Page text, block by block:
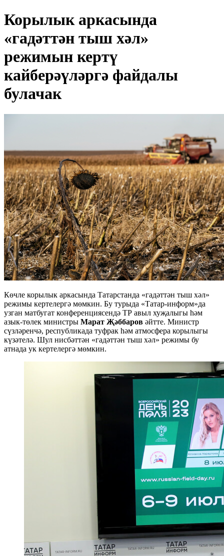
Корылык аркасында
«гадәттән тыш хәл»
режимын кертү
кайберәүләргә файдалы
булачак
Көчле корылык аркасында Татарстанда «гадәттән тыш хәл»
режимы кертелергә мөмкин. Бу турыда «Татар-информ»да
узган матбугат конференциясендә ТР авыл хуҗалыгы һәм
азык-төлек министры Марат Җәббаров әйтте. Министр
сүзләренчә, республикада туфрак һәм атмосфера корылыгы
күзәтелә. Шул нисбәттән «гадәттән тыш хәл» режимы бу
атнада ук кертелергә мөмкин.